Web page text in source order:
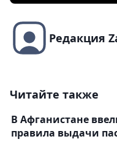
Редакция
Читайте также
В Афганистане
правила выдачи